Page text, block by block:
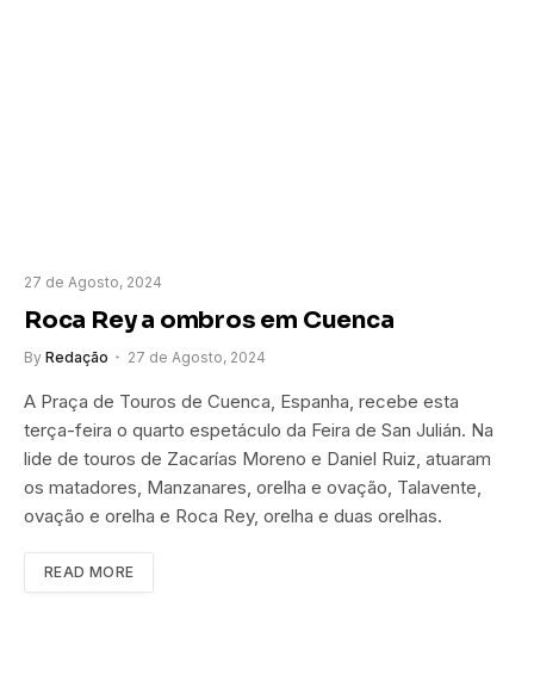
27 de Agosto, 2024
Roca Rey a ombros em Cuenca
By Redação 27 de Agosto, 2024
A Praça de Touros de Cuenca, Espanha, recebe esta
terça-feira o quarto espetáculo da Feira de San Julián. Na
lide de touros de Zacarías Moreno e Daniel Ruiz, atuaram
os matadores, Manzanares, orelha e ovação, Talavente,
ovação e orelha e Roca Rey, orelha e duas orelhas.
READ MORE